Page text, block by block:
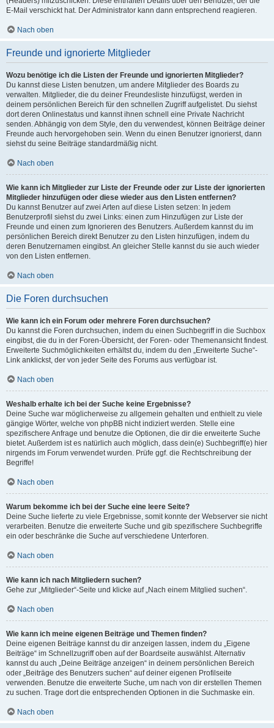
E-Mail verschickt hat. Der Administrator kann dann entsprechend reagieren.
Nach oben
Freunde und ignorierte Mitglieder
Wozu benötige ich die Listen der Freunde und ignorierten Mitglieder?
Du kannst diese Listen benutzen, um andere Mitglieder des Boards zu
verwalten. Mitglieder, die du deiner Freundesliste hinzufügst, werden in
deinem persönlichen Bereich für den schnellen Zugriff aufgelistet. Du siehst
dort deren Onlinestatus und kannst ihnen schnell eine Private Nachricht
senden. Abhängig von dem Style, den du verwendest, können Beiträge deiner
Freunde auch hervorgehoben sein. Wenn du einen Benutzer ignorierst, dann
siehst du seine Beiträge standardmäßig nicht.
Nach oben
Wie kann ich Mitglieder zur Liste der Freunde oder zur Liste der ignorierten
Mitglieder hinzufügen oder diese wieder aus den Listen entfernen?
Du kannst Benutzer auf zwei Arten auf diese Listen setzen: In jedem
Benutzerprofil siehst du zwei Links: einen zum Hinzufügen zur Liste der
Freunde und einen zum Ignorieren des Benutzers. Außerdem kannst du im
persönlichen Bereich direkt Benutzer zu den Listen hinzufügen, indem du
deren Benutzernamen eingibst. An gleicher Stelle kannst du sie auch wieder
von den Listen entfernen.
Nach oben
Die Foren durchsuchen
Wie kann ich ein Forum oder mehrere Foren durchsuchen?
Du kannst die Foren durchsuchen, indem du einen Suchbegriff in die Suchbox
eingibst, die du in der Foren-Übersicht, der Foren- oder Themenansicht findest.
Erweiterte Suchmöglichkeiten erhältst du, indem du den „Erweiterte Suche“-
Link anklickst, der von jeder Seite des Forums aus verfügbar ist.
Nach oben
Weshalb erhalte ich bei der Suche keine Ergebnisse?
Deine Suche war möglicherweise zu allgemein gehalten und enthielt zu viele
gängige Wörter, welche von phpBB nicht indiziert werden. Stelle eine
spezifischere Anfrage und benutze die Optionen, die dir die erweiterte Suche
bietet. Außerdem ist es natürlich auch möglich, dass dein(e) Suchbegriff(e) hier
nirgends im Forum verwendet wurden. Prüfe ggf. die Rechtschreibung der
Begriffe!
Nach oben
Warum bekomme ich bei der Suche eine leere Seite?
Deine Suche lieferte zu viele Ergebnisse, somit konnte der Webserver sie nicht
verarbeiten. Benutze die erweiterte Suche und gib spezifischere Suchbegriffe
ein oder beschränke die Suche auf verschiedene Unterforen.
Nach oben
Wie kann ich nach Mitgliedern suchen?
Gehe zur „Mitglieder“-Seite und klicke auf „Nach einem Mitglied suchen“.
Nach oben
Wie kann ich meine eigenen Beiträge und Themen finden?
Deine eigenen Beiträge kannst du dir anzeigen lassen, indem du „Eigene
Beiträge“ im Schnellzugriff oben auf der Boardseite auswählst. Alternativ
kannst du auch „Deine Beiträge anzeigen“ in deinem persönlichen Bereich
oder „Beiträge des Benutzers suchen“ auf deiner eigenen Profilseite
verwenden. Benutze die erweiterte Suche, um nach von dir erstellen Themen
zu suchen. Trage dort die entsprechenden Optionen in die Suchmaske ein.
Nach oben